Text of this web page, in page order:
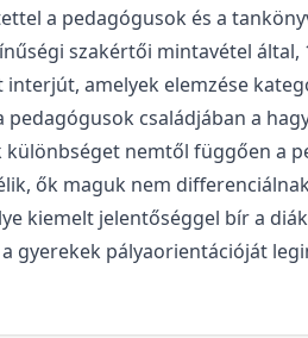
a pedagógusok és a
szakértői mintavétel
amelyek elemzése
családjában a
nemtől függően a
ők maguk nem
kiemelt jelentőséggel bír a
gyerekek pályaorientációját